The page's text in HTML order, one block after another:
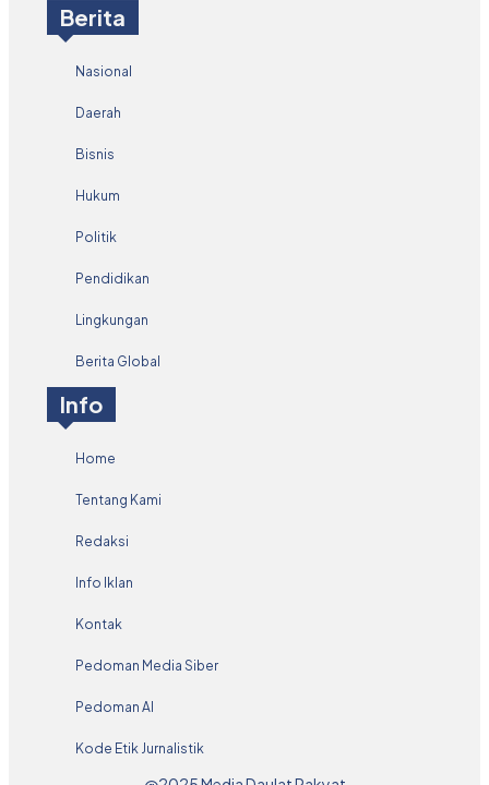
Berita
Nasional
Daerah
Bisnis
Hukum
Politik
Pendidikan
Lingkungan
Berita Global
Info
Home
Tentang Kami
Redaksi
Info Iklan
Kontak
Pedoman Media Siber
Pedoman AI
Kode Etik Jurnalistik